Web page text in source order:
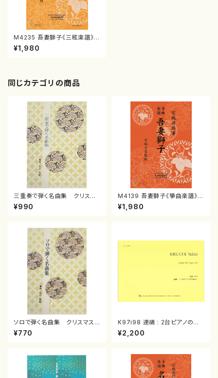
M4235 吾妻獅子《三絃楽譜》
（三絃/宮城道雄著・宮城宗家監
修/三絃楽譜）
¥1,980
同じカテゴリの商品
三重奏で弾く名曲集 クリスマ
スメドレー( 箏2/大平光美 編
曲/楽譜）
¥990
M4139 吾妻獅子《箏曲楽譜》
（箏/宮城道雄著・宮城宗家監修/
箏曲古典楽譜）
¥1,980
ソロで弾く名曲集 クリスマス・
イブ／恋人がサンタクロース(
箏独奏 /大平光美 編曲/楽
¥770
K97i98 連禱 : 2台ピアノのた
めの（2 Pianos / 菊池 幸夫 /
楽譜）
¥2,200